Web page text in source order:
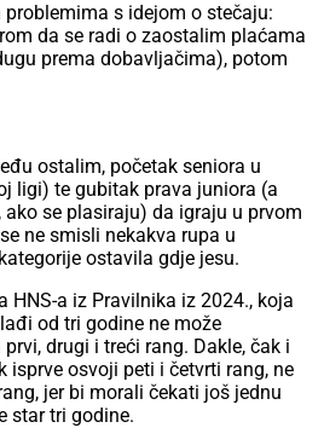
s idejom o stečaju:
da se radi o zaostalim plaćama
prema dobavljačima), potom
ostalim, početak seniora u
ligi) te gubitak prava juniora (a
se plasiraju) da igraju u prvom
ne smisli nekakva rupa u
ostavila gdje jesu.
HNS-a iz Pravilnika iz 2024., koja
od tri godine ne može
drugi i treći rang. Dakle, čak i
isprve osvoji peti i četvrti rang, ne
jer bi morali čekati još jednu
star tri godine.